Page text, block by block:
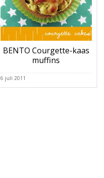
BENTO Courgette-kaas
muffins
6 juli 2011